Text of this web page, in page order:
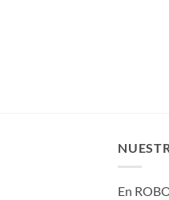
En